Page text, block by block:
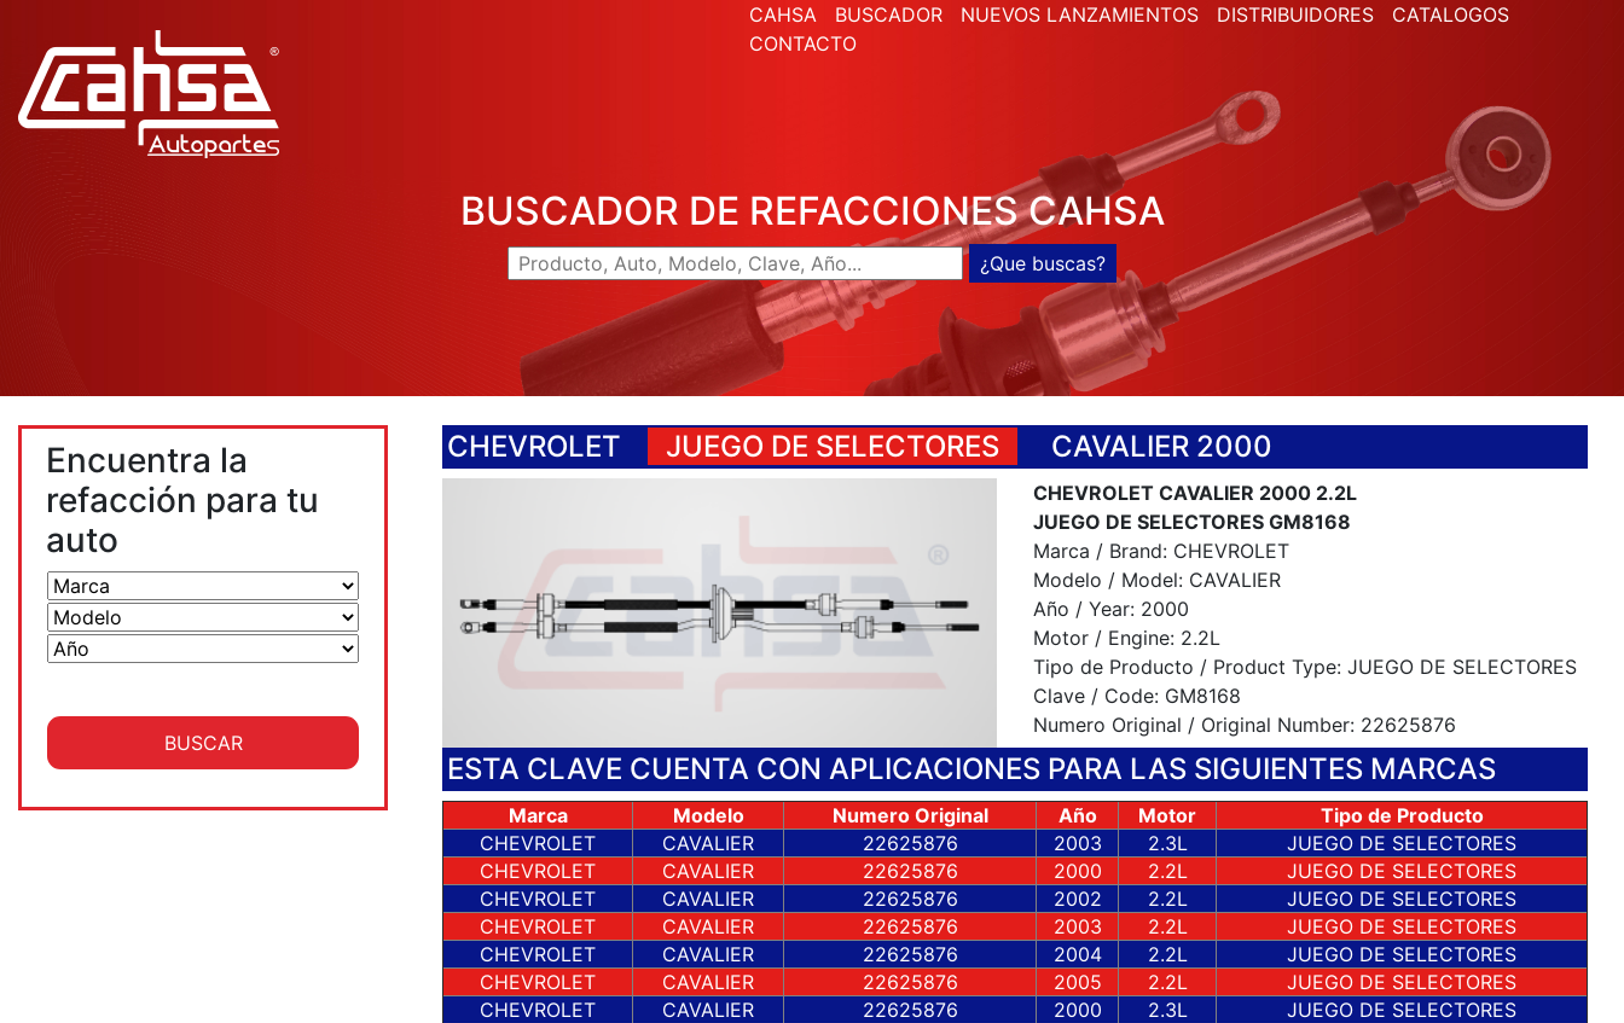
CAHSA BUSCADOR NUEVOS LANZAMIENTOS DISTRIBUIDORES
CATALOGOS
CONTACTO
BUSCADOR DE REFACCIONES CAHSA
Encuentra la
refacción para tu
auto
CHEVROLET JUEGO DE SELECTORES CAVALIER 2000
CHEVROLET CAVALIER 2000 2.2L
JUEGO DE SELECTORES GM8168
Marca / Brand: CHEVROLET
Modelo / Model: CAVALIER
Año / Year: 2000
Motor / Engine: 2.2L
Tipo de Producto / Product Type: JUEGO DE SELECTORES
Clave / Code: GM8168
Numero Original / Original Number: 22625876
ESTA CLAVE CUENTA CON APLICACIONES PARA LAS SIGUIENTES MARCAS
Marca Modelo Numero Original Año Motor
Tipo de Producto
CHEVROLET
CAVALIER 22625876 2003 2.3L
JUEGO DE SELECTORES
CHEVROLET
CAVALIER 22625876 2000 2.2L
JUEGO DE SELECTORES
CHEVROLET
CAVALIER 22625876 2002 2.2L
JUEGO DE SELECTORES
CHEVROLET
CAVALIER 22625876 2003 2.2L
JUEGO DE SELECTORES
CHEVROLET
CAVALIER 22625876 2004 2.2L
JUEGO DE SELECTORES
CHEVROLET
CAVALIER 22625876 2005 2.2L
JUEGO DE SELECTORES
CHEVROLET
CAVALIER 22625876 2000 2.3L
JUEGO DE SELECTORES